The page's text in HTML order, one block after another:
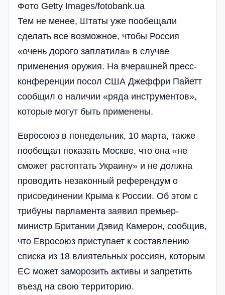
Фото Getty Images/fotobank.ua
Тем не менее, Штаты уже пообещали
сделать все возможное, чтобы Россия
«очень дорого заплатила» в случае
применения оружия. На вчерашней пресс-
конференции посол США Джеффри Пайетт
сообщил о наличии «ряда инструментов»,
которые могут быть применены.
Евросоюз в понедельник, 10 марта, также
пообещал показать Москве, что она «не
сможет растоптать Украину» и не должна
проводить незаконный референдум о
присоединении Крыма к России. Об этом с
трибуны парламента заявил премьер-
министр Британии Дэвид Камерон, сообщив,
что Евросоюз приступает к составлению
списка из 18 влиятельных россиян, которым
ЕС может заморозить активы и запретить
въезд на свою территорию.